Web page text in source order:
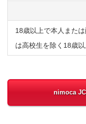
18歳以上で本人また
は高校生を除く18歳以
nimoca